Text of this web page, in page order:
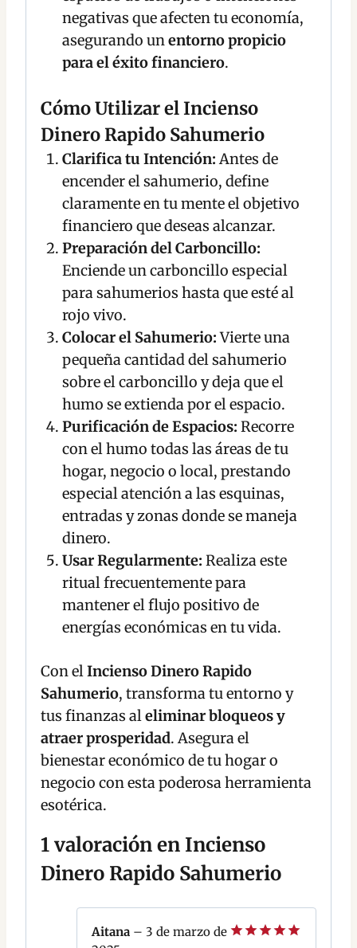
negativas que afecten tu economía,
asegurando unentorno propicio
para el éxito financiero.
Cómo Utilizar el Incienso
Dinero Rapido Sahumerio
Clarifica tu Intención:Antes de
encender el sahumerio, define
claramente en tu mente el objetivo
financiero que deseas alcanzar.
Preparación del Carboncillo:
Enciende un carboncillo especial
para sahumerios hasta que esté al
rojo vivo.
Colocar el Sahumerio:Vierte una
pequeña cantidad del sahumerio
sobre el carboncillo y deja que el
humo se extienda por el espacio.
Purificación de Espacios: Recorre
con el humo todas las áreas de tu
hogar, negocio o local, prestando
especial atención a las esquinas,
entradas y zonas donde se maneja
dinero.
Usar Regularmente: Realiza este
ritual frecuentemente para
mantener el flujo positivo de
energías económicas en tu vida.
Con elIncienso Dinero Rapido
Sahumerio, transforma tu entorno y
tus finanzas aleliminar bloqueos y
atraer prosperidad. Asegura el
bienestar económico de tu hogar o
negocio con esta poderosa herramienta
esotérica.
1 valoración en Incienso
Dinero Rapido Sahumerio
Aitana – 3 de marzo de